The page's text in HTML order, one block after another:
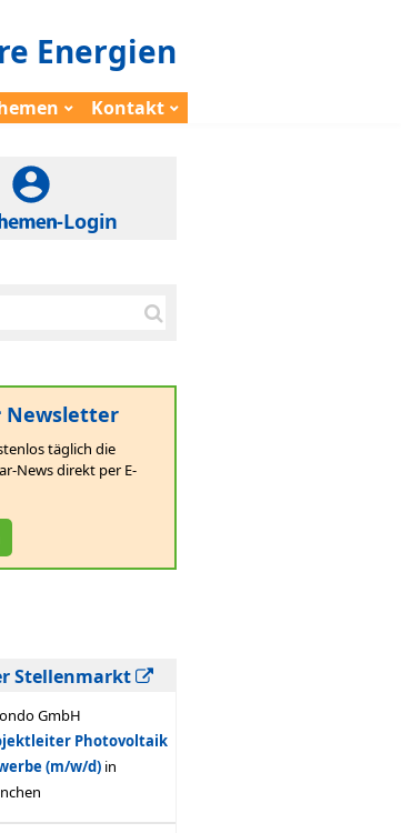
Energien
Kontakt
-Login
Newsletter
täglich die
News direkt per E-
Stellenmarkt